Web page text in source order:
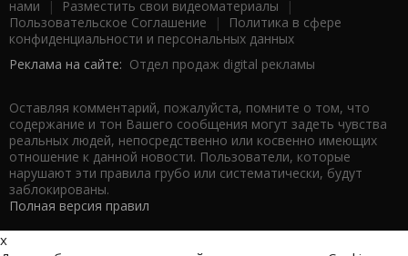
нами | Разместить свои видеоматериалы |
Пользовательское Соглашение |
Политика в сфере
конфиденциальности и персональных данных
Реклама на сайте: Отдел продаж digital рекламы
Оставляя комментарий, пожалуйста, помните о том, что
содержание и тон Вашего сообщения могут задеть чувства
реальных людей, непосредственно или косвенно имеющих
отношение к данной новости. Пользователи, которые
нарушают эти правила грубо или систематически, будут
заблокированы.
Полная версия правил
x